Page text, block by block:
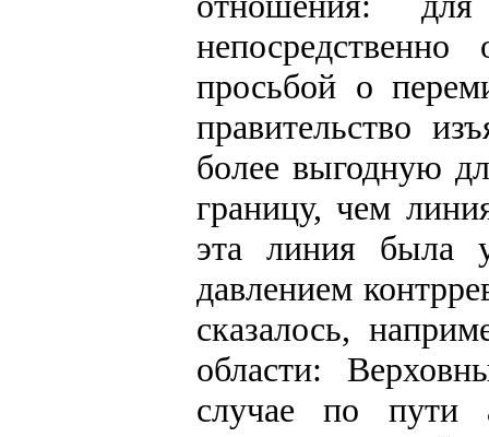
просьбой о
правительство
более выгодную
границу, чем
эта линия была
давлением
сказалось,
области:
случае по пути